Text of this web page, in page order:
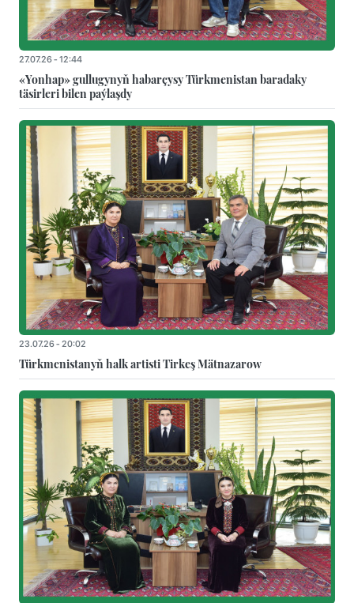
27.07.26 - 12:44
«Yonhap» gullugynyň habarçysy Türkmenistan baradaky
täsirleri bilen paýlaşdy
23.07.26 - 20:02
Türkmenistanyň halk artisti Tirkeş Mätnazarow